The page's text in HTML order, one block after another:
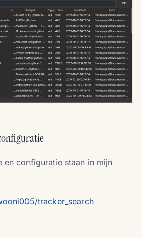
en configuratie staan in mijn
tracker_search